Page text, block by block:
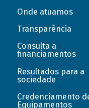
Onde atuamos
Transparência
Consulta a
financiamentos
Resultados para a
sociedade
Credenciamento
Equipamentos